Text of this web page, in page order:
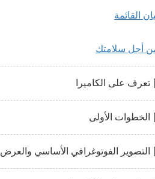
القائمة
أجل سلامتك
تعرف على الكاميرا
الخطوات الأولى
التصوير الفوتوغرافي الأساسي والعرض